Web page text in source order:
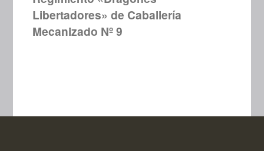
Libertadores» de Caballería
Mecanizado Nº 9